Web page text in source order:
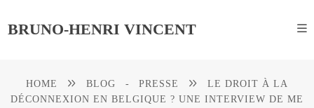
BRUNO-HENRI VINCENT
HOME BLOG - PRESSE
LE DROIT À LA
DÉCONNEXION EN BELGIQUE ? UNE INTERVIEW DE ME